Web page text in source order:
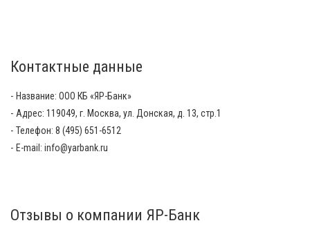
Контактные данные
Название: ООО КБ «ЯР-Банк»
Адрес: 119049, г. Москва, ул. Донская, д. 13, стр.1
Телефон: 8 (495) 651-6512
E-mail: info@yarbank.ru
Отзывы о компании ЯР-Банк